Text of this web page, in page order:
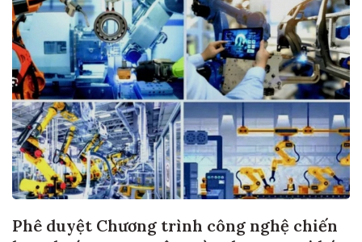
Phê duyệt Chương trình công nghệ chiến